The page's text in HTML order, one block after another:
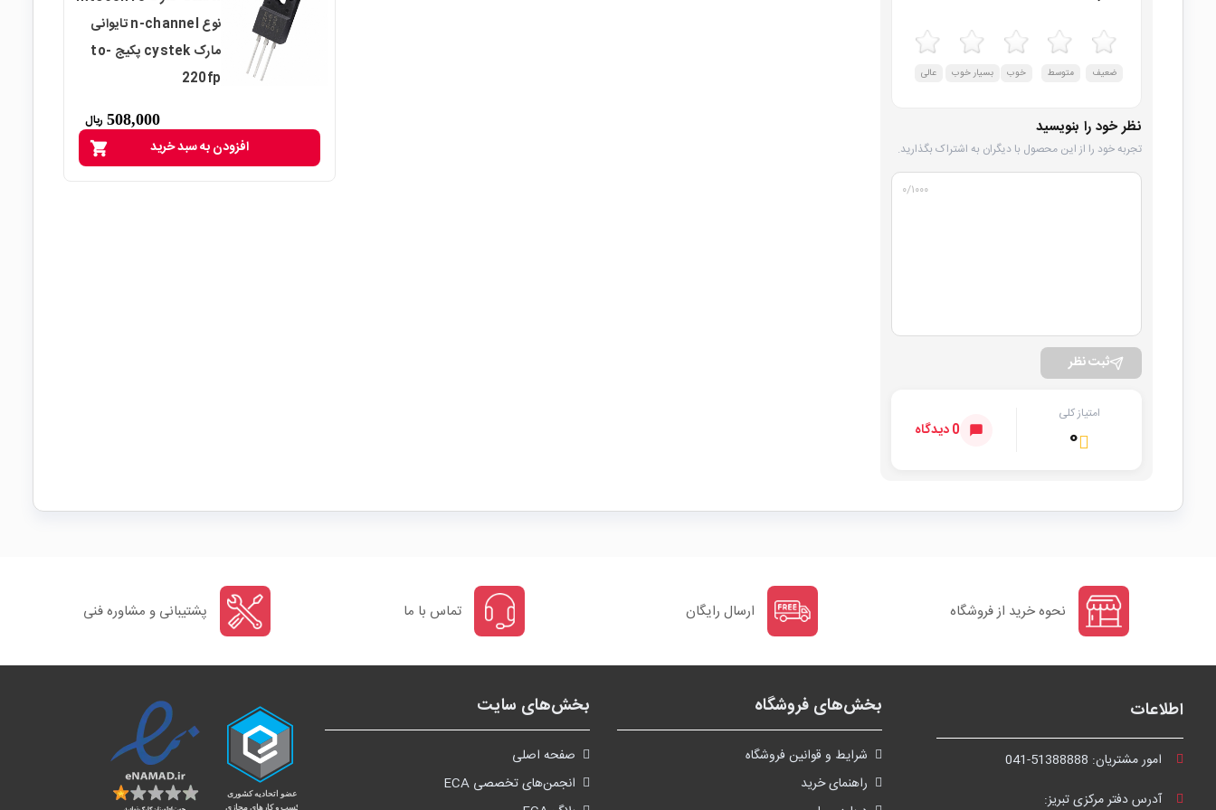
ضعیف متوسط خوب بسیار خوب عالی
نظر خود را بنویسید
تجربه خود را از این محصول با دیگران به اشتراک بگذارید.
۰/۱۰۰۰
ثبت نظر
امتیاز کلی
۰ 0 دیدگاه
نوع n-channel تایوانی
مارک cystek پکیج to-
220fp
508,000 ریال
shopping_cart افزودن به سبد خرید
نحوه خرید از فروشگاه ارسال رایگان تماس با ما پشتیبانی و مشاوره فنی
اطلاعات
امور مشتریان: 041-51388888
آدرس دفتر مرکزی تبریز:
بخش‌های فروشگاه
شرايط و قوانین فروشگاه
راهنمای خرید
بخش‌های سایت
صفحه اصلی
انجمن‌های تخصصی ECA